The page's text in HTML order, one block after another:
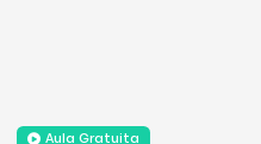
Aula Gratuita